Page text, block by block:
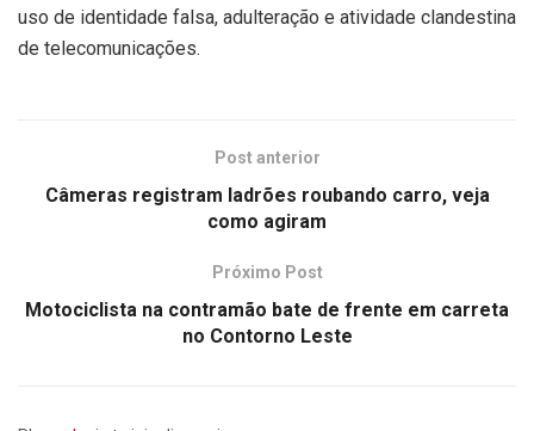
uso de identidade falsa, adulteração e atividade clandestina
de telecomunicações.
Post anterior
Câmeras registram ladrões roubando carro, veja
como agiram
Próximo Post
Motociclista na contramão bate de frente em carreta
no Contorno Leste